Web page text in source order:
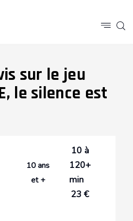
sur le jeu
le silence est
10 ans
et +
10 à
120+
min
23 €